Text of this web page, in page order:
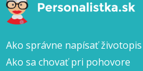
Ako správne napísať životopis
Ako sa chovať pri pohovore